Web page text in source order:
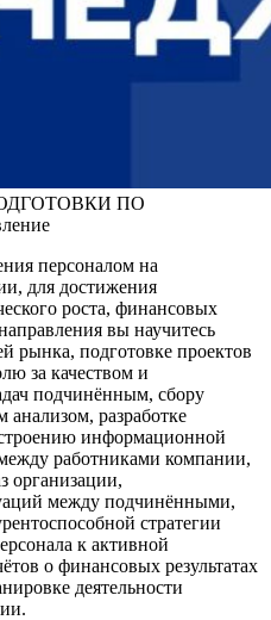
ПО
персоналом на
для достижения
роста, финансовых
вы научитесь
рынка, подготовке проектов
за качеством и
подчинённым, сбору
разработке
информационной
работниками компании,
организации,
между подчинёнными,
стратегии
к активной
о финансовых результатах
деятельности